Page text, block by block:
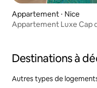
Appartement ⋅ Nice
Appartement Luxe Cap
Destinations à
Autres types de